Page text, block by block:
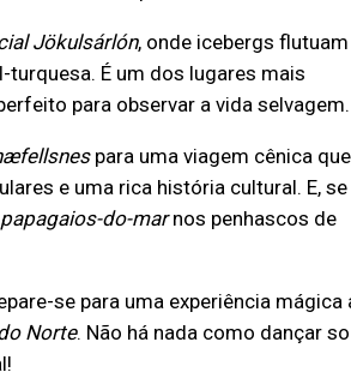
Jökulsárlón, onde icebergs flutuam
turquesa. É um dos lugares mais
para observar a vida selvagem.
para uma viagem cênica que
e uma rica história cultural. E, se
papagaios-do-marnos penhascos de
se para uma experiência mágica
Norte. Não há nada como dançar